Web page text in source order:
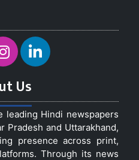
Us
leading Hindi newspapers
Pradesh and Uttarakhand,
presence across print,
Through its news